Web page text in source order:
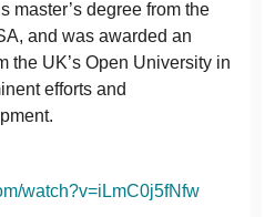
master’s degree from the
and was awarded an
the UK’s Open University in
efforts and
watch?v=iLmC0j5fNfw